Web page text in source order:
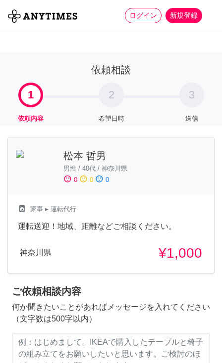
ログイン 新規登録
全て 家事 more_horiz
依頼相談
1
依頼内容
2
希望日時
3
送信
松本 哲男
男性 / 40代 / 神奈川県
sentiment_satisfied 0 sentiment_neutral 0 sentiment_dissatisfied 0
local_laundry_service 家事 ▸ 運転代行
運転送迎！地域、距離などご相談ください。
神奈川県 ¥1,000
ご依頼相談内容
何か聞きたいことがあればメッセージを入れてください
（文字数は500字以内）